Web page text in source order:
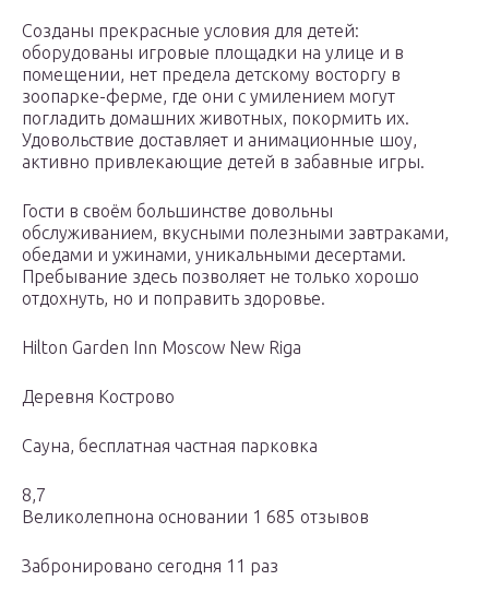
Созданы прекрасные условия для детей:
оборудованы игровые площадки на улице и в
помещении, нет предела детскому восторгу в
зоопарке-ферме, где они с умилением могут
погладить домашних животных, покормить их.
Удовольствие доставляет и анимационные шоу,
активно привлекающие детей в забавные игры.
Гости в своём большинстве довольны
обслуживанием, вкусными полезными завтраками,
обедами и ужинами, уникальными десертами.
Пребывание здесь позволяет не только хорошо
отдохнуть, но и поправить здоровье.
Hilton Garden Inn Moscow New Riga
Деревня Кострово
Cауна, бесплатная частная парковка
8,7
Великолепнона основании 1 685 отзывов
Забронировано сегодня 11 раз